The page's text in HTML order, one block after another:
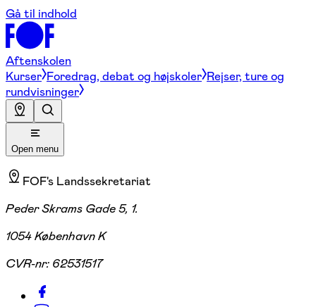
Gå til indhold
Aftenskolen
Kurser Foredrag, debat og højskoler Rejser, ture og
rundvisninger
Open menu
FOF's Landssekretariat
Peder Skrams Gade 5, 1.
1054 København K
CVR-nr: 62531517